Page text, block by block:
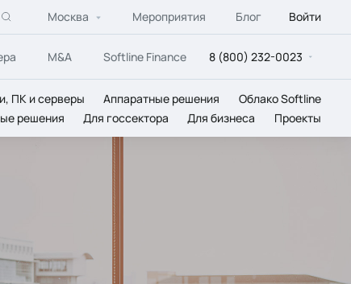
Москва Мероприятия Блог Войти
M&A Softline Finance 8 (800) 232-0023
ПК и серверы Аппаратные решения
Облако Softline
решения Для госсектора Для бизнеса Проекты